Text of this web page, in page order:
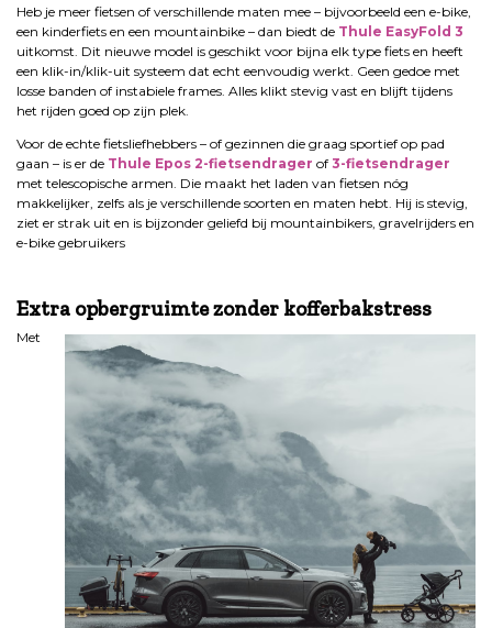
Heb je meer fietsen of verschillende maten mee – bijvoorbeeld een e-bike,
een kinderfiets en een mountainbike – dan biedt de Thule EasyFold 3
uitkomst. Dit nieuwe model is geschikt voor bijna elk type fiets en heeft
een klik-in/klik-uit systeem dat echt eenvoudig werkt. Geen gedoe met
losse banden of instabiele frames. Alles klikt stevig vast en blijft tijdens
het rijden goed op zijn plek.
Voor de echte fietsliefhebbers – of gezinnen die graag sportief op pad
gaan – is er de Thule Epos 2-fietsendrager of 3-fietsendrager
met telescopische armen. Die maakt het laden van fietsen nóg
makkelijker, zelfs als je verschillende soorten en maten hebt. Hij is stevig,
ziet er strak uit en is bijzonder geliefd bij mountainbikers, gravelrijders en
e-bike gebruikers
Extra opbergruimte zonder kofferbakstress
Met